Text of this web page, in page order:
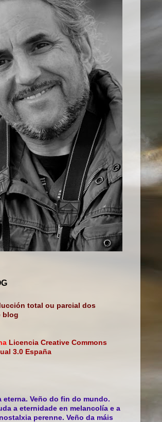
total ou parcial dos
blog
Licencia Creative Commons
3.0 España
eterna. Veño do fin do mundo.
a eternidade en melancolía e a
perenne. Veño da máis